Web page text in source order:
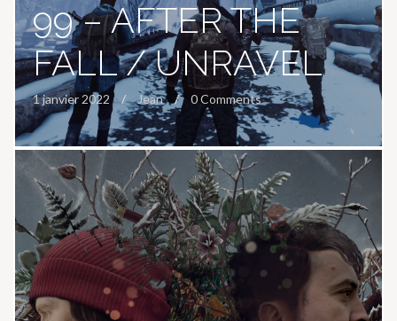
99 – AFTER THE
FALL / UNRAVEL
1 janvier 2022 Jean 0 Comments